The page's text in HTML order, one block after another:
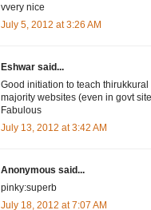
vvery nice
July 5, 2012 at 3:26 AM
Eshwar said...
Good initiation to teach
majority websites (even in govt
Fabulous
July 13, 2012 at 3:42 AM
Anonymous said...
pinky:superb
July 18, 2012 at 7:07 AM